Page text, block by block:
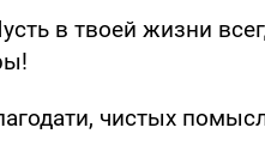
в твоей жизни
чистых